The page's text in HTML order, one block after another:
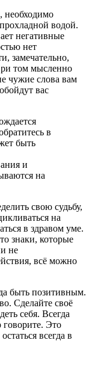
необходимо
водой.
негативные
нет
замечательно,
том мысленно
чужие слова вам
вас
в
быть
и
на
свою судьбу,
на
в здравом уме.
знаки, которые
не
всё можно
быть позитивным.
Сделайте своё
себя. Всегда
говорите. Это
всегда в